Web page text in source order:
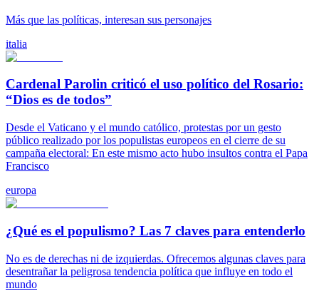
Más que las políticas, interesan sus personajes
italia
Cardenal Parolin criticó el uso político del Rosario:
“Dios es de todos”
Desde el Vaticano y el mundo católico, protestas por un gesto
público realizado por los populistas europeos en el cierre de su
campaña electoral: En este mismo acto hubo insultos contra el Papa
Francisco
europa
¿Qué es el populismo? Las 7 claves para entenderlo
No es de derechas ni de izquierdas. Ofrecemos algunas claves para
desentrañar la peligrosa tendencia política que influye en todo el
mundo